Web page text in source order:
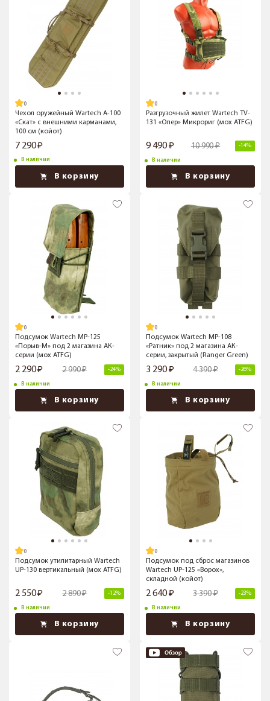
Чехол оружейный Wartech А-100
«Скат» с внешними карманами,
100 см (койот)
7 290
В наличии
В корзину
Разгрузочный жилет Wartech TV-
131 «Опер» Микрориг (мох ATFG)
9 490 10 990 -14%
В наличии
В корзину
Подсумок Wartech MP-125
«Порыв-М» под 2 магазина АК-
серии (мох ATFG)
2 290 2 990 -24%
В наличии
В корзину
Подсумок Wartech MP-108
«Ратник» под 2 магазина АК-
серии, закрытый (Ranger Green)
3 290 4 390 -26%
В наличии
В корзину
Подсумок утилитарный Wartech
UP-130 вертикальный (мох ATFG)
2 550 2 890 -12%
В наличии
В корзину
Подсумок под сброс магазинов
Wartech UP-125 «Ворох»,
складной (койот)
2 640 3 390 -23%
В наличии
В корзину